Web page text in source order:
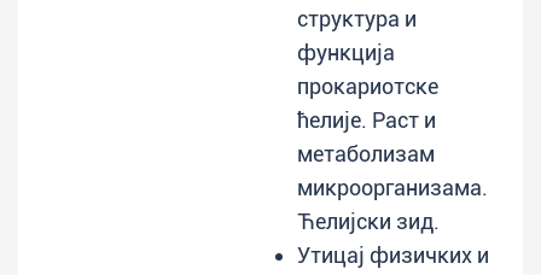
структура и
функција
прокариотске
ћелије. Раст и
метаболизам
микроорганизама.
Ћелијски зид.
Утицај физичких и